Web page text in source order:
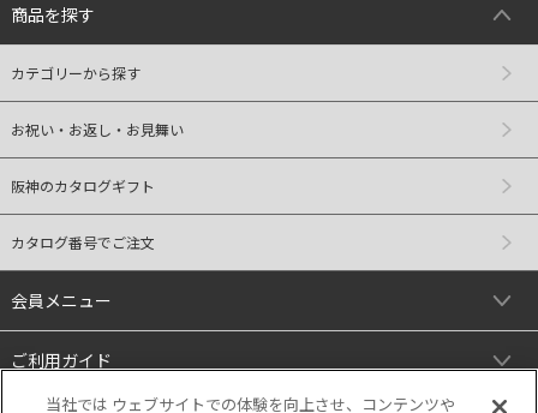
商品を探す
カテゴリーから探す
お祝い・お返し・お見舞い
阪神のカタログギフト
カタログ番号でご注文
会員メニュー
ご利用ガイド
当社では ウェブサイトでの体験を向上させ、コンテンツや